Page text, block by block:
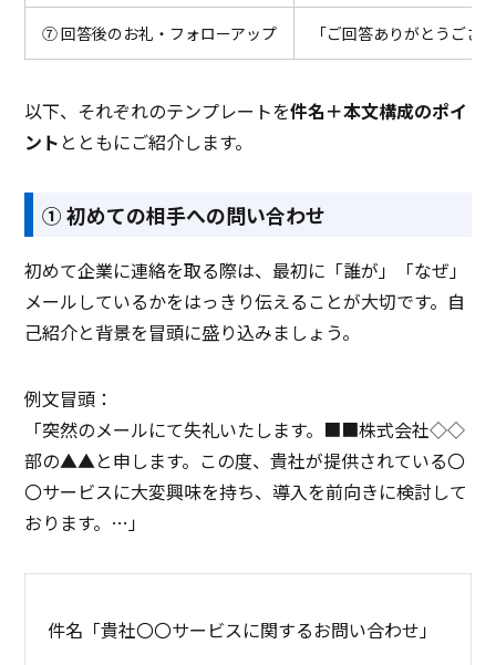
⑦ 回答後のお礼・フォローアップ 「ご回答ありがとうござ
以下、それぞれのテンプレートを件名＋本文構成のポイ
ント とともにご紹介します。
① 初めての相手への問い合わせ
初めて企業に連絡を取る際は、最初に「誰が」「なぜ」
メールしているかをはっきり伝えることが大切です。自
己紹介と背景を冒頭に盛り込みましょう。
例文冒頭：
「突然のメールにて失礼いたします。■■株式会社◇◇
部の▲▲と申します。この度、貴社が提供されている〇
〇サービスに大変興味を持ち、導入を前向きに検討して
おります。…」
件名「貴社〇〇サービスに関するお問い合わせ」